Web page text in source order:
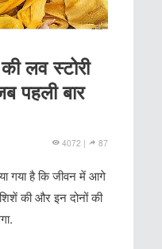
लव स्टोरी
पहली बार
4072 | 87
गया है कि जीवन में आगे
की और इन दोनों की